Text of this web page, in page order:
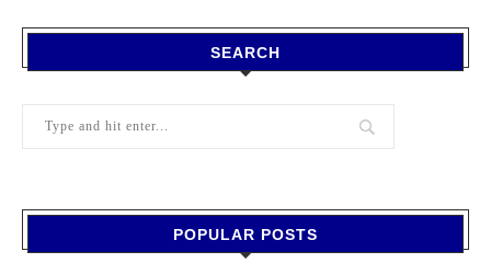
SEARCH
POPULAR POSTS